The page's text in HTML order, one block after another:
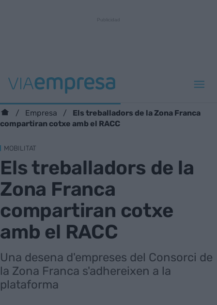
Empresa
Els treballadors de la Zona Franca
compartiran cotxe amb el RACC
MOBILITAT
Els treballadors de la
Zona Franca
compartiran cotxe
amb el RACC
Una desena d'empreses del Consorci de
la Zona Franca s'adhereixen a la
plataforma